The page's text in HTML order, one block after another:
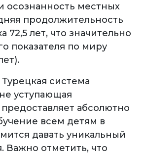
осознанность местных
продолжительность
72,5 лет, что значительно
показателя по миру
Турецкая система
уступающая
абсолютно
всем детям в
давать уникальный
Важно отметить, что